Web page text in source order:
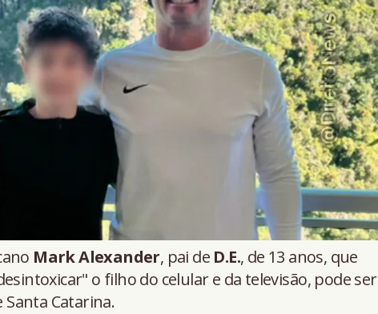
Mark Alexander, pai de D.E., de 13 anos, que
o filho do celular e da televisão, pode ser
Catarina.